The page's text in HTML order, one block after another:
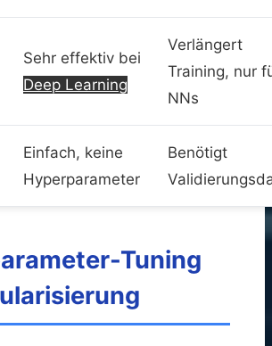
Sehr effektiv bei
Deep Learning
Verlängert
Training, nur
NNs
Einfach, keine
Hyperparameter
Benötigt
Tuning